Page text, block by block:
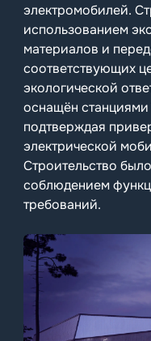
электромобилей.
использованием
материалов и
соответствующих
экологической
оснащён
подтверждая
электрической
Строительство
соблюдением
требований.